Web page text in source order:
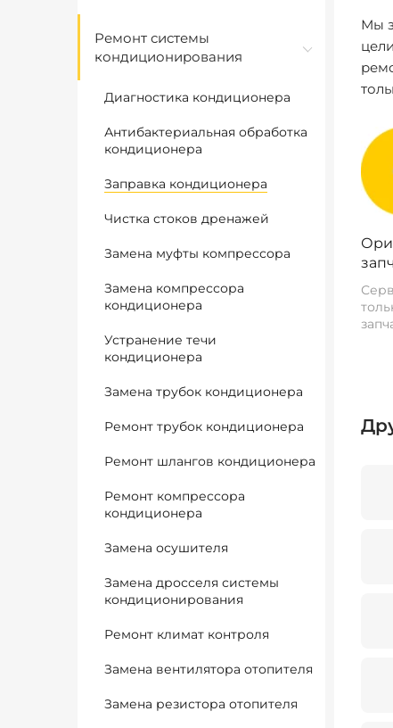
Ремонт системы
кондиционирования
Диагностика кондиционера
Антибактериальная обработка
кондиционера
Заправка кондиционера
Чистка стоков дренажей
Замена муфты компрессора
Замена компрессора
кондиционера
Устранение течи
кондиционера
Замена трубок кондиционера
Ремонт трубок кондиционера
Ремонт шлангов кондиционера
Ремонт компрессора
кондиционера
Замена осушителя
Замена дросселя системы
кондиционирования
Ремонт климат контроля
Замена вентилятора отопителя
Замена резистора отопителя
Мы